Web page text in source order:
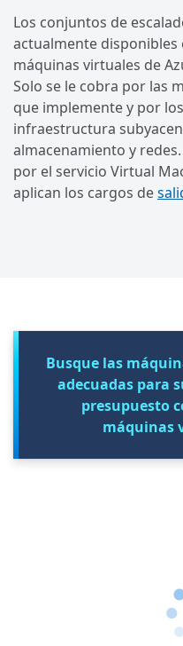
Los conjuntos de
actualmente
máquinas virtuales de
Solo se le cobra por las
que implemente y por
infraestructura
almacenamiento y
por el servicio Virtual
aplican los cargos de
Busque las
adecuadas para
presupuesto
máquinas